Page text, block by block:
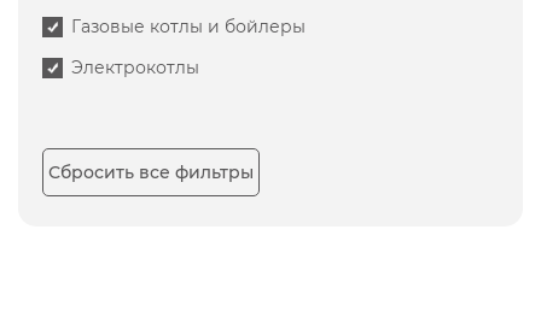
Газовые котлы и бойлеры
Электрокотлы
Сбросить все фильтры